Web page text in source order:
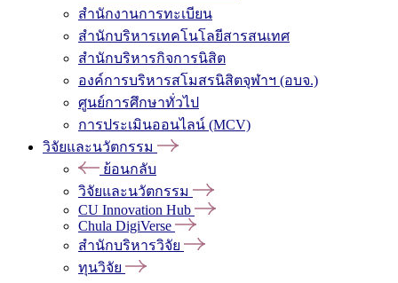
สำนักงานการทะเบียน
สำนักบริหารเทคโนโลยีสารสนเทศ
สำนักบริหารกิจการนิสิต
องค์การบริหารสโมสรนิสิตจุฬาฯ (อบจ.)
ศูนย์การศึกษาทั่วไป
การประเมินออนไลน์ (MCV)
วิจัยและนวัตกรรม
ย้อนกลับ
วิจัยและนวัตกรรม
CU Innovation Hub
Chula DigiVerse
สำนักบริหารวิจัย
ทุนวิจัย